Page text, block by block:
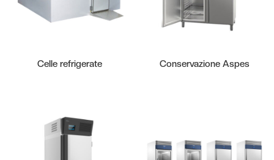
Celle refrigerate Conservazione Aspes